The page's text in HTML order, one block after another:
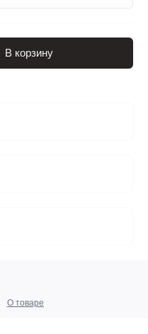
В корзину
О товаре